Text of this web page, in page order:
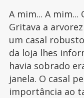
A mim... A mim...
Gritava a
um casal
da loja lhes
havia sobrado
janela. O casal
importância ao